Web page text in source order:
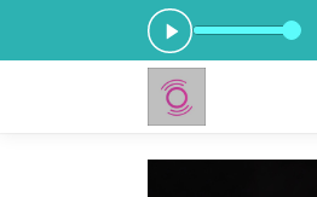
agora: Luiz Caldas - Cê Vai Se Atrapalhar